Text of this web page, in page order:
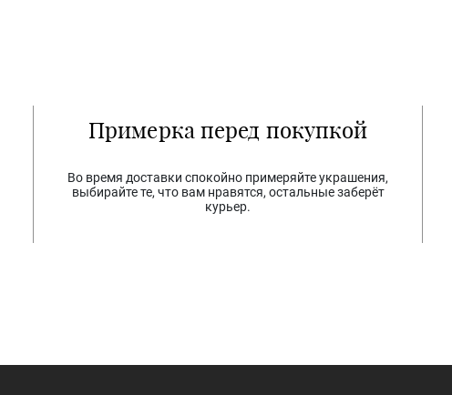
Примерка перед покупкой
Во время доставки спокойно примеряйте украшения,
выбирайте те, что вам нравятся, остальные заберёт
курьер.